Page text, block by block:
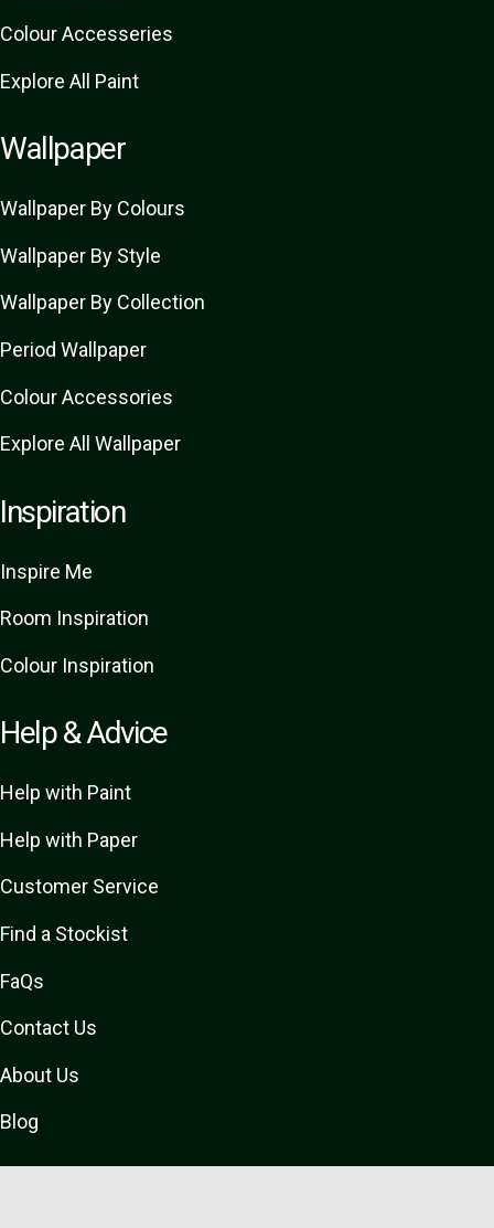
Colour Accesseries
Explore All Paint
Wallpaper
Wallpaper By Colours
Wallpaper By Style
Wallpaper By Collection
Period Wallpaper
Colour Accessories
Explore All Wallpaper
Inspiration
Inspire Me
Room Inspiration
Colour Inspiration
Help & Advice
Help with Paint
Help with Paper
Customer Service
Find a Stockist
FaQs
Contact Us
About Us
Blog